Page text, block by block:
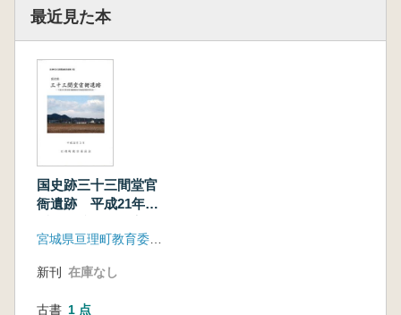
最近見た本
国史跡三十三間堂官
衙遺跡 平成21年度
認調査報告書
新刊 在庫なし
古書 1 点